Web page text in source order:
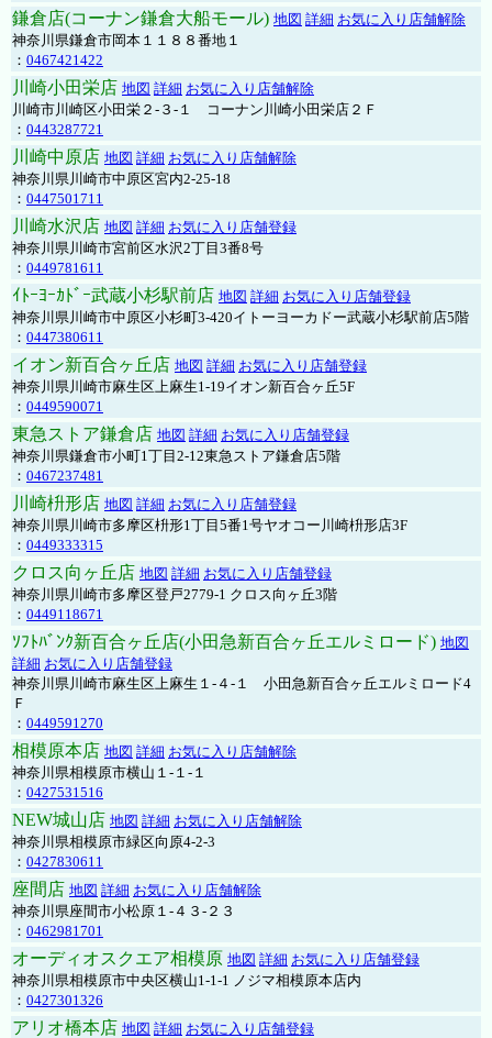
鎌倉店(コーナン鎌倉大船モール) 地図 詳細 お気に入り店舗解除
神奈川県鎌倉市岡本１１８８番地１
： 0467421422
川崎小田栄店 地図 詳細 お気に入り店舗解除
川崎市川崎区小田栄２‐３‐１ コーナン川崎小田栄店２Ｆ
： 0443287721
川崎中原店 地図 詳細 お気に入り店舗解除
神奈川県川崎市中原区宮内2-25-18
： 0447501711
川崎水沢店 地図 詳細 お気に入り店舗登録
神奈川県川崎市宮前区水沢2丁目3番8号
： 0449781611
ｲﾄｰﾖｰｶﾄﾞｰ武蔵小杉駅前店 地図 詳細 お気に入り店舗登録
神奈川県川崎市中原区小杉町3-420イトーヨーカドー武蔵小杉駅前店5階
： 0447380611
イオン新百合ヶ丘店 地図 詳細 お気に入り店舗登録
神奈川県川崎市麻生区上麻生1-19イオン新百合ヶ丘5F
： 0449590071
東急ストア鎌倉店 地図 詳細 お気に入り店舗登録
神奈川県鎌倉市小町1丁目2-12東急ストア鎌倉店5階
： 0467237481
川崎枡形店 地図 詳細 お気に入り店舗登録
神奈川県川崎市多摩区枡形1丁目5番1号ヤオコー川崎枡形店3F
： 0449333315
クロス向ヶ丘店 地図 詳細 お気に入り店舗登録
神奈川県川崎市多摩区登戸2779-1 クロス向ヶ丘3階
： 0449118671
ｿﾌﾄﾊﾞﾝｸ新百合ヶ丘店(小田急新百合ヶ丘エルミロード) 地図
詳細 お気に入り店舗登録
神奈川県川崎市麻生区上麻生１-４-１ 小田急新百合ヶ丘エルミロード4
Ｆ
： 0449591270
相模原本店 地図 詳細 お気に入り店舗解除
神奈川県相模原市横山１-１-１
： 0427531516
NEW城山店 地図 詳細 お気に入り店舗解除
神奈川県相模原市緑区向原4-2-3
： 0427830611
座間店 地図 詳細 お気に入り店舗解除
神奈川県座間市小松原１-４３-２３
： 0462981701
オーディオスクエア相模原 地図 詳細 お気に入り店舗登録
神奈川県相模原市中央区横山1-1-1 ノジマ相模原本店内
： 0427301326
アリオ橋本店 地図 詳細 お気に入り店舗登録